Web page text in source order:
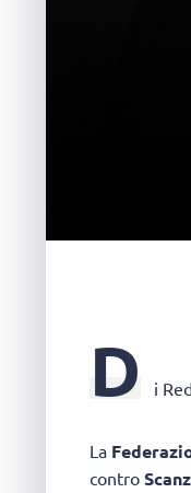
D i
La
contro